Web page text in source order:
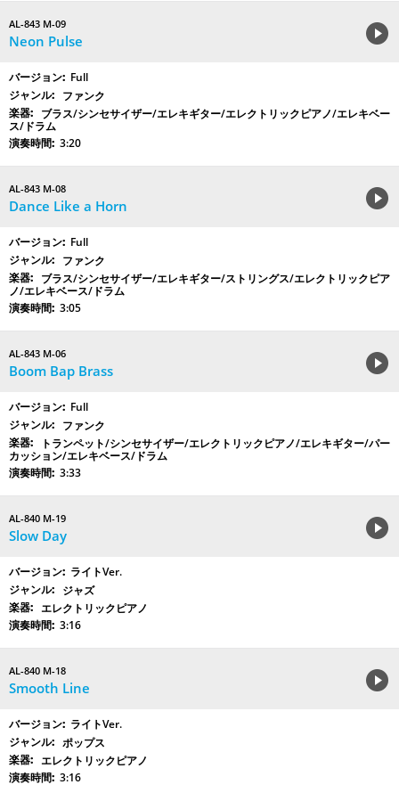
AL-843 M-09
Neon Pulse
Full
ファンク
ブラス/シンセサイザー/エレキギター/エレクトリックピアノ/エレキベー
ス/ドラム
3:20
AL-843 M-08
Dance Like a Horn
Full
ファンク
ブラス/シンセサイザー/エレキギター/ストリングス/エレクトリックピア
ノ/エレキベース/ドラム
3:05
AL-843 M-06
Boom Bap Brass
Full
ファンク
トランペット/シンセサイザー/エレクトリックピアノ/エレキギター/パー
カッション/エレキベース/ドラム
3:33
AL-840 M-19
Slow Day
ライトVer.
ジャズ
エレクトリックピアノ
3:16
AL-840 M-18
Smooth Line
ライトVer.
ポップス
エレクトリックピアノ
3:16